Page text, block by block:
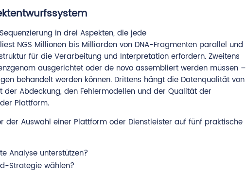
in drei Aspekten, die jede
NGS Millionen bis Milliarden von DNA-Fragmenten parallel und
für die Verarbeitung und Interpretation erfordern. Zweitens
ausgerichtet oder de novo assembliert werden müssen –
behandelt werden können. Drittens hängt die Datenqualität von
Abdeckung, den Fehlermodellen und der Qualität der
Plattform.
der Auswahl einer Plattform oder Dienstleister auf fünf praktische
Analyse unterstützen?
Strategie wählen?